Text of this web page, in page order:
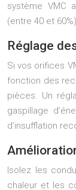
système VMC
(entre 40 et
Réglage
Si vos orifices
fonction des
pièces. Un
gaspillage
d’insufflation
Isolez les
chaleur et les